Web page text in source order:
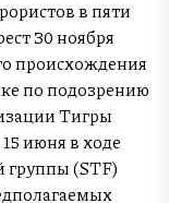
в пяти
30 ноября
происхождения
по подозрению
Тигры
июня в ходе
группы (STF)